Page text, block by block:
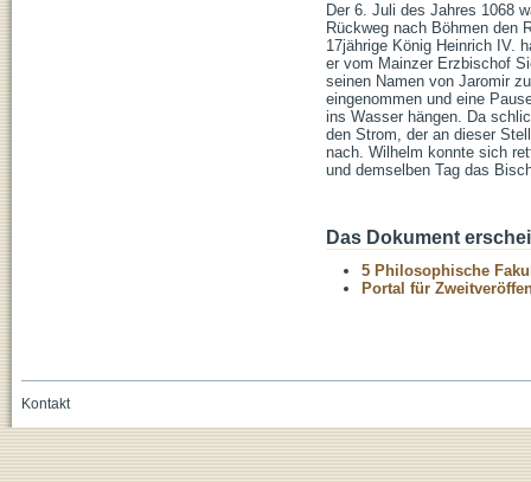
Der 6. Juli des Jahres 1068
Rückweg nach Böhmen den
17jährige König Heinrich IV.
er vom Mainzer Erzbischof
seinen Namen von Jaromir
eingenommen und eine
ins Wasser hängen. Da
den Strom, der an dieser
nach. Wilhelm konnte sich
und demselben Tag das
Das Dokument
5 Philosophische
Portal für
Kontakt